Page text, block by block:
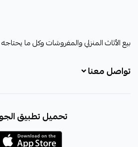
ديكورا
بيع الأثاث المنزلي والمفروشات وكل ما
تواصل معنا
تحميل تطبيق